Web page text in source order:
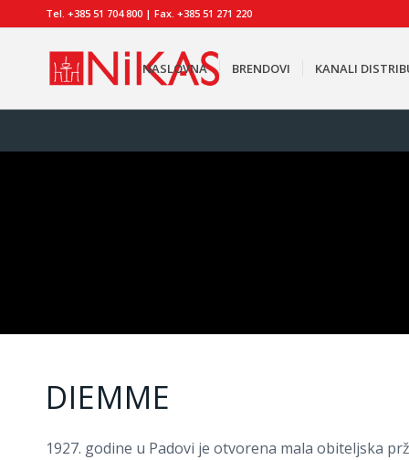
Tel. +385 51 704 800 | Fax. +385 51 271 220
NASLOVNA BRENDOVI KANALI
DIEMME
1927. godine u Padovi je otvorena mala obiteljska